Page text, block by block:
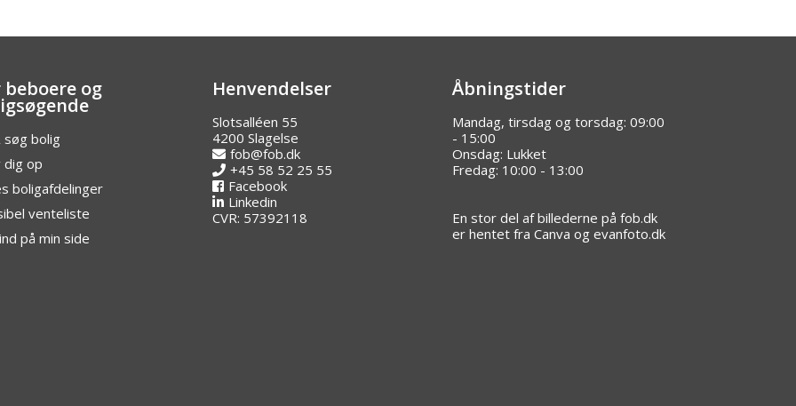
beboere og
søg bolig
dig op
boligafdelinger
venteliste
på min side
Henvendelser
Slotsalléen 55
4200 Slagelse
fob@fob.dk
+45 58 52 25 55
Facebook
Linkedin
CVR: 57392118
Åbningstider
Mandag, tirsdag og torsdag: 09:00
- 15:00
Onsdag: Lukket
Fredag: 10:00 - 13:00
En stor del af billederne på fob.dk
er hentet fra Canva og evanfoto.dk